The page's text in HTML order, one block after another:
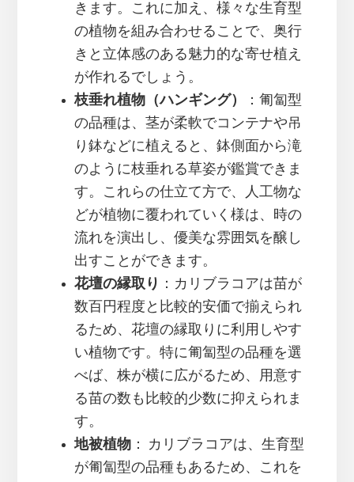
きます。これに加え、様々な生育型
の植物を組み合わせることで、奥行
きと立体感のある魅力的な寄せ植え
が作れるでしょう。
枝垂れ植物（ハンギング）
：匍匐型
の品種は、茎が柔軟でコンテナや吊
り鉢などに植えると、鉢側面から滝
のように枝垂れる草姿が鑑賞できま
す。これらの仕立て方で、人工物な
どが植物に覆われていく様は、時の
流れを演出し、優美な雰囲気を醸し
出すことができます。
花壇の縁取り
：カリブラコアは苗が
数百円程度と比較的安価で揃えられ
るため、花壇の縁取りに利用しやす
い植物です。特に匍匐型の品種を選
べば、株が横に広がるため、用意す
る苗の数も比較的少数に抑えられま
す。
地被植物： カリブラコアは、生育型
が匍匐型の品種もあるため、これを